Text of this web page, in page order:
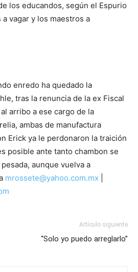
los educandos, según el Espurio
vagar y los maestros a
enredo ha quedado la
tras la renuncia de la ex Fiscal
arribo a ese cargo de la
ambas de manufactura
Erick ya le perdonaron la traición
posible ante tanto chambon se
pesada, aunque vuelva a
mrossete@yahoo.com.mx
Artículo siguiente
“Solo yo puedo arreglarlo”